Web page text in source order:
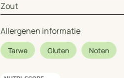
Zout
Allergenen informatie
Tarwe Gluten Noten